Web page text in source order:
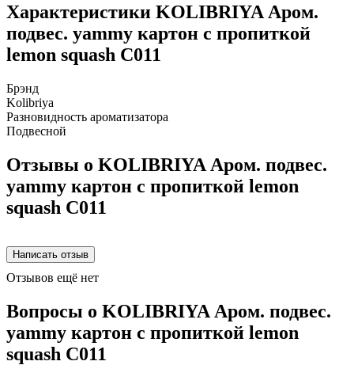
Характеристики KOLIBRIYA Аром.
подвес. yammy картон с пропиткой
lemon squash C011
Брэнд
Kolibriya
Разновидность ароматизатора
Подвесной
Отзывы о KOLIBRIYA Аром. подвес.
yammy картон с пропиткой lemon
squash C011
Отзывов ещё нет
Вопросы о KOLIBRIYA Аром. подвес.
yammy картон с пропиткой lemon
squash C011